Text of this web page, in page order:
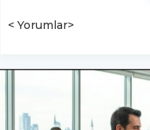
< Yorumlar>